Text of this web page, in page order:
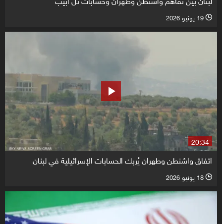
l 19 يونيو 2026
20:34
اتفاق واشنطن وطهران يُربك الحسابات الإسرائيلية في لبنان
l 18 يونيو 2026